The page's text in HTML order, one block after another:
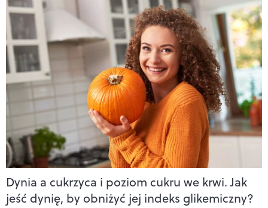
Dynia a cukrzyca i poziom cukru we krwi. Jak
jeść dynię, by obniżyć jej indeks glikemiczny?